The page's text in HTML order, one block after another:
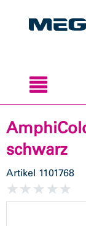
schwarz
Artikel 1101768